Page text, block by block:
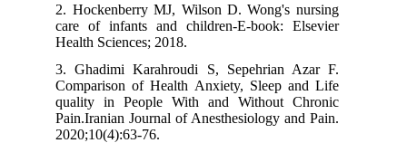
2. Hockenberry MJ, Wilson D. Wong's nursing
care of infants and children-E-book: Elsevier
Health Sciences; 2018.
3. Ghadimi Karahroudi S, Sepehrian Azar F.
Comparison of Health Anxiety, Sleep and Life
quality in People With and Without Chronic
Pain.Iranian Journal of Anesthesiology and Pain.
2020;10(4):63-76.